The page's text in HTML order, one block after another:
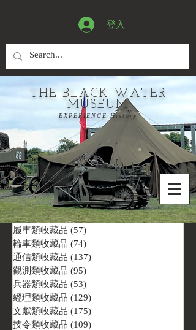
登入
THE BLACK WATER
MUSEUM
EXPERIENCE History
履車類收藏品 (57)
輪車類收藏品 (74)
通信類收藏品 (137)
觀測類收藏品 (95)
兵器類收藏品 (53)
經理類收藏品 (129)
文獻類收藏品 (175)
技令類收藏品 (109)